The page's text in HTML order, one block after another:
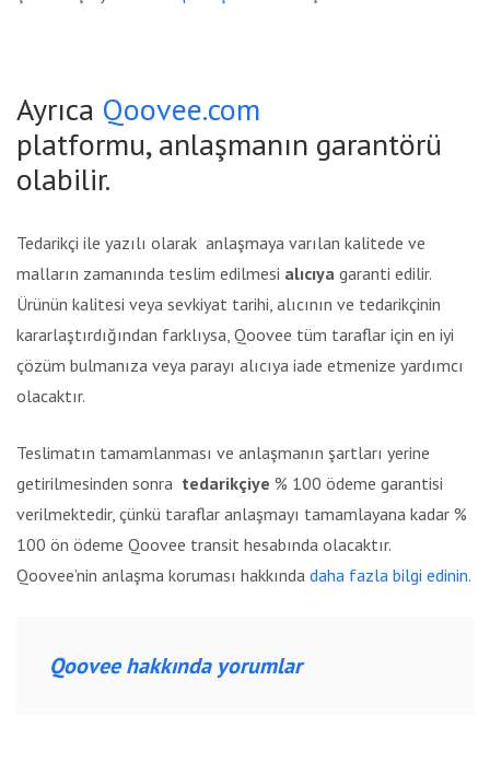
Ayrıca Qoovee.com
platformu, anlaşmanın garantörü
olabilir.
Tedarikçi ile yazılı olarak anlaşmaya varılan kalitede ve
malların zamanında teslim edilmesi alıcıya garanti edilir.
Ürünün kalitesi veya sevkiyat tarihi, alıcının ve tedarikçinin
kararlaştırdığından farklıysa, Qoovee tüm taraflar için en iyi
çözüm bulmanıza veya parayı alıcıya iade etmenize yardımcı
olacaktır.
Teslimatın tamamlanması ve anlaşmanın şartları yerine
getirilmesinden sonra tedarikçiye % 100 ödeme garantisi
verilmektedir, çünkü taraflar anlaşmayı tamamlayana kadar %
100 ön ödeme Qoovee transit hesabında olacaktır.
Qoovee’nin anlaşma koruması hakkında daha fazla bilgi edinin.
Qoovee hakkında yorumlar